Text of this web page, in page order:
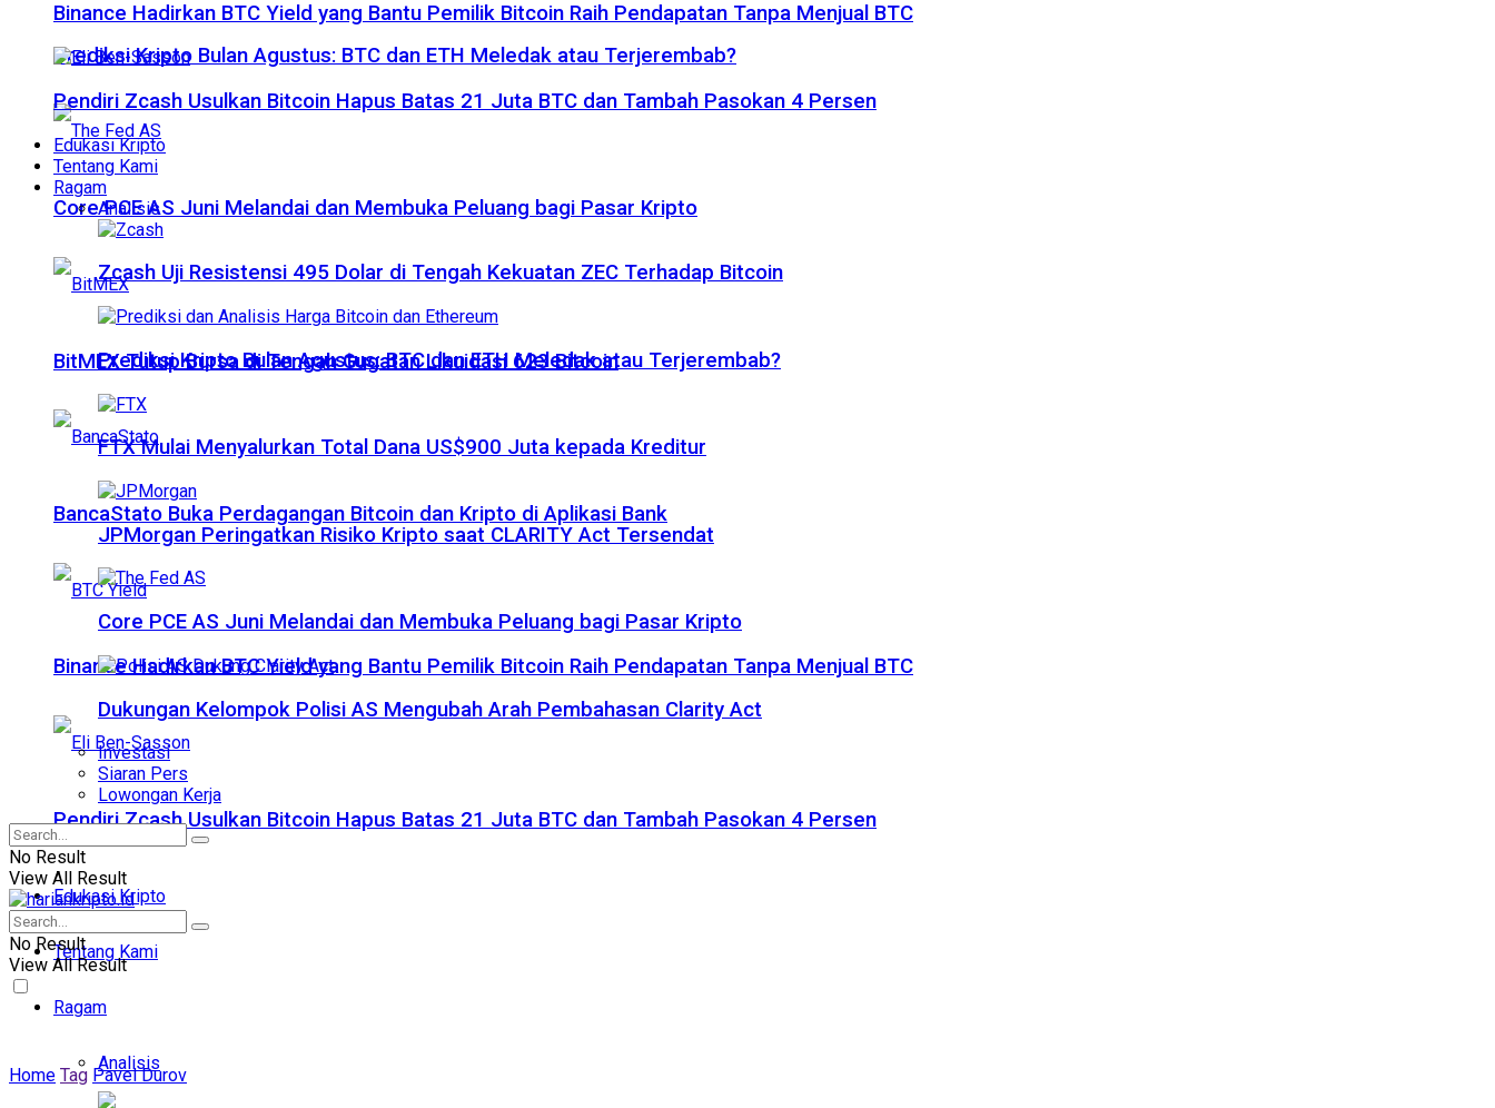
Prediksi Kripto Bulan Agustus: BTC dan ETH Meledak atau Terjerembab?
Core PCE AS Juni Melandai dan Membuka Peluang bagi Pasar Kripto
BitMEX Tutup Bursa di Tengah Gugatan Likuidasi 623 Bitcoin
BancaStato Buka Perdagangan Bitcoin dan Kripto di Aplikasi Bank
Binance Hadirkan BTC Yield yang Bantu Pemilik Bitcoin Raih Pendapatan Tanpa Menjual BTC
Pendiri Zcash Usulkan Bitcoin Hapus Batas 21 Juta BTC dan Tambah Pasokan 4 Persen
Edukasi Kripto
Tentang Kami
Ragam
Analisis
Binance Hadirkan BTC Yield yang Bantu Pemilik Bitcoin Raih Pendapatan Tanpa Menjual BTC
Pendiri Zcash Usulkan Bitcoin Hapus Batas 21 Juta BTC dan Tambah Pasokan 4 Persen
Edukasi Kripto
Tentang Kami
Ragam
Analisis
Zcash Uji Resistensi 495 Dolar di Tengah Kekuatan ZEC Terhadap Bitcoin
Prediksi Kripto Bulan Agustus: BTC dan ETH Meledak atau Terjerembab?
FTX Mulai Menyalurkan Total Dana US$900 Juta kepada Kreditur
JPMorgan Peringatkan Risiko Kripto saat CLARITY Act Tersendat
Core PCE AS Juni Melandai dan Membuka Peluang bagi Pasar Kripto
Dukungan Kelompok Polisi AS Mengubah Arah Pembahasan Clarity Act
Investasi
Siaran Pers
Lowongan Kerja
No Result
View All Result
No Result
View All Result
Home Tag Pavel Durov